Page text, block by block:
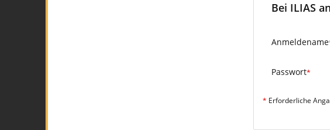
Bei ILIAS
Anmeldename
Passwort*
* Erforderliche